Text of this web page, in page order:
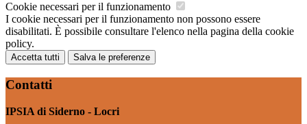
Cookie necessari per il funzionamento
I cookie necessari per il funzionamento non possono essere
disabilitati. È possibile consultare l'elenco nella pagina della cookie
policy.
Accetta tutti Salva le preferenze
Contatti
IPSIA di Siderno - Locri